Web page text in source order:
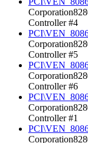
Controller #4
Controller #5
Controller #6
Controller #1